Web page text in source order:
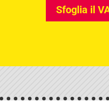
Sfoglia il